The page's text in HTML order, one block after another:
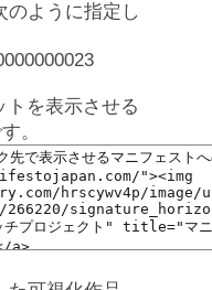
のように指定し
トを表示させる
。